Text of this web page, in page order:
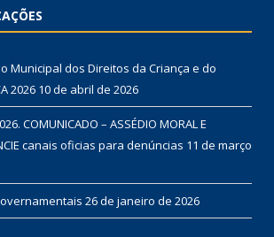
Municipal dos Direitos da Criança e do
2026 10 de abril de 2026
COMUNICADO – ASSÉDIO MORAL E
canais oficias para denúncias 11 de março
26 de janeiro de 2026